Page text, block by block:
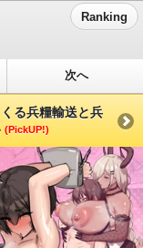
Ranking
次へ
る兵糧輸送と兵
(PickUP!)